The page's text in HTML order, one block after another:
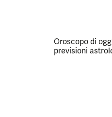
Oroscopo di
previsioni